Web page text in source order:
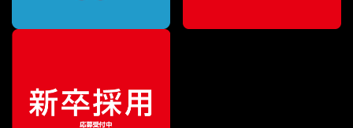
販売価格 ¥62,500（税込）
¥54,900（税込）